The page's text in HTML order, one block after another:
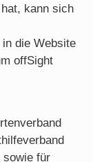
kann sich
die Website
offSight
sowie für